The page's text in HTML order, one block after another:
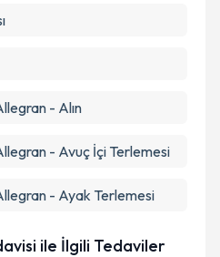
- Alın
- Avuç İçi Terlemesi
- Ayak Terlemesi
ile İlgili Tedaviler